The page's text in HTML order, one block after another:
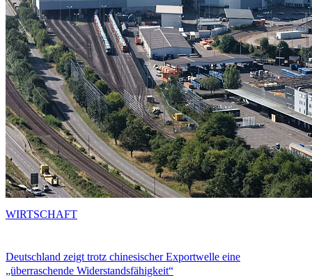
Deutschland zeigt trotz chinesischer Exportwelle eine
„überraschende Widerstandsfähigkeit“
WIRTSCHAFT